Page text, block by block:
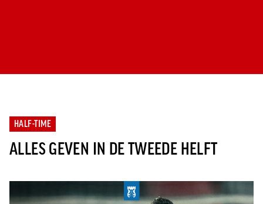
HALF-TIME
ALLES GEVEN IN DE TWEEDE HELFT